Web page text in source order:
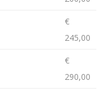
€
245,00
€
290,00